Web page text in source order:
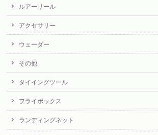
ルアーリール
アクセサリー
ウェーダー
その他
タイイングツール
フライボックス
ランディングネット